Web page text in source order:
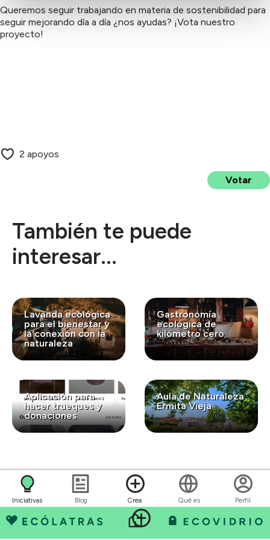
Iniciativas Blog Crea Qué es Perfil
2 apoyos
Votar
Queremos seguir trabajando en materia de sostenibilidad para
seguir mejorando día a día ¿nos ayudas? ¡Vota nuestro
proyecto!
También te puede
interesar...
Lavanda ecológica
para el bienestar y
la conexión con la
naturaleza
Gastronomía
ecológica de
kilómetro cero
Aplicación para
hacer trueques y
donaciones
Aula de Naturaleza
Ermita Vieja